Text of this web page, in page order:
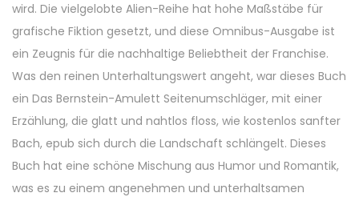
wird. Die vielgelobte Alien-Reihe hat hohe Maßstäbe für
grafische Fiktion gesetzt, und diese Omnibus-Ausgabe ist
ein Zeugnis für die nachhaltige Beliebtheit der Franchise.
Was den reinen Unterhaltungswert angeht, war dieses Buch
ein Das Bernstein-Amulett Seitenumschläger, mit einer
Erzählung, die glatt und nahtlos floss, wie kostenlos sanfter
Bach, epub sich durch die Landschaft schlängelt. Dieses
Buch hat eine schöne Mischung aus Humor und Romantik,
was es zu einem angenehmen und unterhaltsamen